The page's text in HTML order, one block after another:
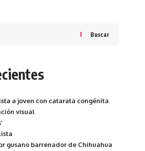
Buscar
a joven con catarata congénita
visual
gusano barrenador de Chihuahua